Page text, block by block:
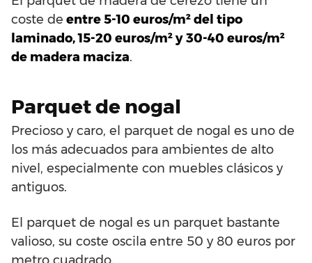
coste de entre 5-10 euros/m² del tipo
laminado, 15-20 euros/m² y 30-40 euros/m²
de madera maciza.
Parquet de nogal
Precioso y caro, el parquet de nogal es uno de
los más adecuados para ambientes de alto
nivel, especialmente con muebles clásicos y
antiguos.
El parquet de nogal es un parquet bastante
valioso, su coste oscila entre 50 y 80 euros por
metro cuadrado.